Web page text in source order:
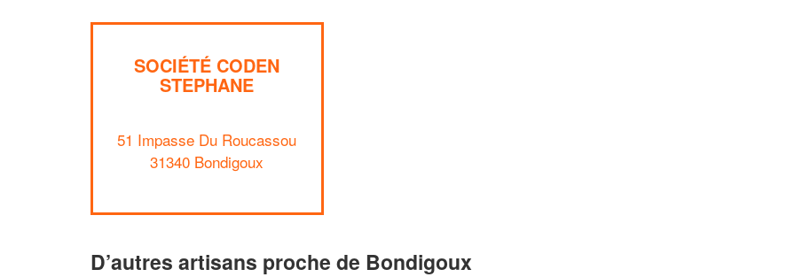
SOCIÉTÉ CODEN
STEPHANE
51 Impasse Du Roucassou
31340 Bondigoux
D’autres artisans proche de Bondigoux